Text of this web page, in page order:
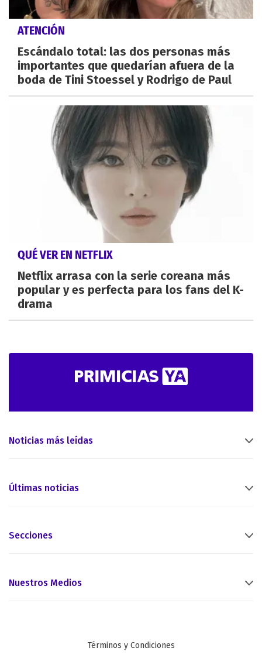
ATENCIÓN
Escándalo total: las dos personas más
importantes que quedarían afuera de la
boda de Tini Stoessel y Rodrigo de Paul
QUÉ VER EN NETFLIX
Netflix arrasa con la serie coreana más
popular y es perfecta para los fans del K-
drama
Noticias más leídas
Últimas noticias
Secciones
Nuestros Medios
Términos y Condiciones